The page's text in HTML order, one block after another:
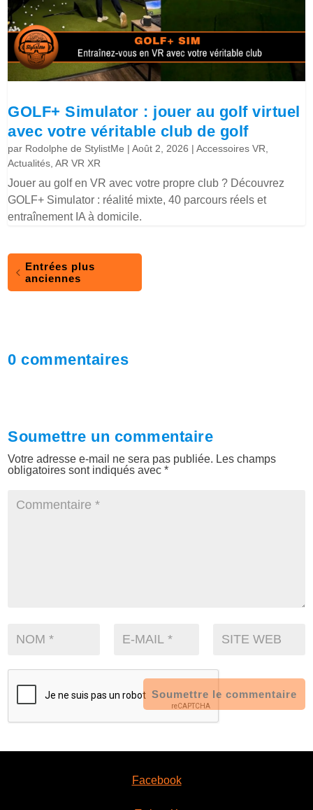
GOLF+ Simulator : jouer au golf virtuel
avec votre véritable club de golf
par Rodolphe de StylistMe |Août 2, 2026 |Accessoires VR
Actualités ,AR VR XR
Jouer au golf en VR avec votre propre club ? Découvrez
GOLF+ Simulator : réalité mixte, 40 parcours réels et
entraînement IA à domicile.
Entrées plus
anciennes
0 commentaires
Soumettre un commentaire
Votre adresse e-mail ne sera pas publiée. Les champs
obligatoires sont indiqués avec*
Soumettre le commentaire
Facebook